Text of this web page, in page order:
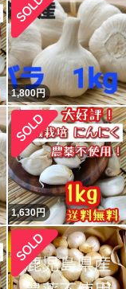
1,800円
1,630円